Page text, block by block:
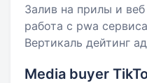
Залив на прилы и веб
работа с pwa
Вертикаль дейтинг
Media buyer